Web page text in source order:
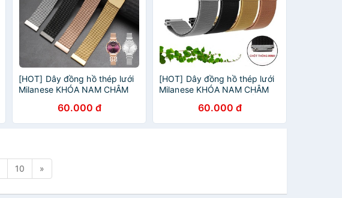
[HOT] Dây đồng hồ thép lưới
Milanese KHÓA NAM CHÂM
THÔNG MINH60.000 đ
[HOT] Dây đồng hồ thép lưới
Milanese KHÓA NAM CHÂM
THÔNG MINH60.000 đ
10 »